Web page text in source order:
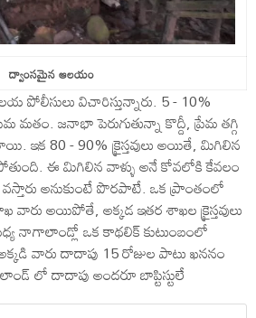
ద్వాంసమైన ఆలయం
పోలీసులు విచారిస్తున్నారు. 5 - 10%
మతం. జనాభా పెరుగుతున్నా కొద్దీ, ప్రేమ తగ్గి
ఇక 80 - 90% క్రైస్తవులు అయితే, మిగిలిన
ఈ మిగిలిన వాళ్ళు అనే కోవలోకి కేవలం
వస్తారు అనుకుంటే పొరపాటే. ఒక ప్రాంతంలో
వారు అయిపోతే, అక్కడ ఇతర శాఖల క్రైస్తవులు
నాగాలాండ్లో ఒక కాథలిక్ కుటుంబంలో
వారు దాదాపు 15 రోజుల పాటు ఖననం
లో దాదాపు అందరూ బాప్టిస్టులే